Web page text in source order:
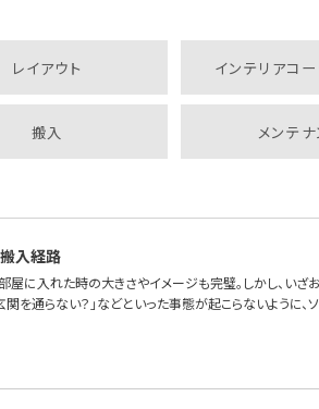
レイアウト インテリアコー
搬入 メンテナ
入経路
屋に入れた時の大きさやイメージも完璧。しかし、い
玄関を通らない？」などといった事態が起こらないように